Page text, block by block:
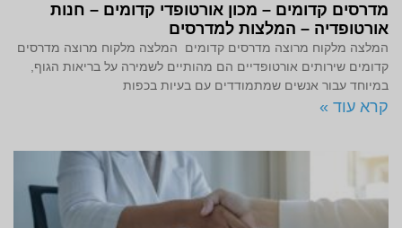
מדרסים קדומים – מכון אורטופדי קדומים – חנות
אורטופדיה – המלצות למדרסים
המלצה מלקוח מרוצה מדרסים קדומים המלצה מלקוח מרוצה מדרסים
קדומים שירותים אורטופדיים הם מהותיים לשמירה על בריאות הגוף,
במיוחד עבור אנשים שמתמודדים עם בעיות בכפות
קרא עוד »